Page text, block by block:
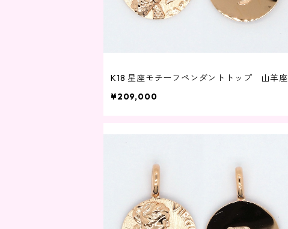
K18 星座モチーフペンダントトップ 山羊座
¥209,000